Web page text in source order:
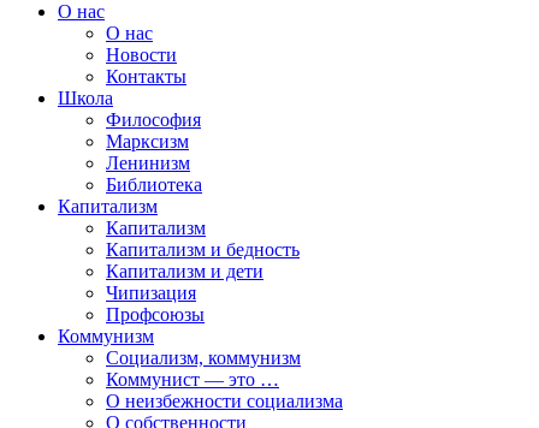
О нас
О нас
Новости
Контакты
Школа
Философия
Марксизм
Ленинизм
Библиотека
Капитализм
Капитализм
Капитализм и бедность
Капитализм и дети
Чипизация
Профсоюзы
Коммунизм
Социализм, коммунизм
Коммунист — это …
О неизбежности социализма
О собственности